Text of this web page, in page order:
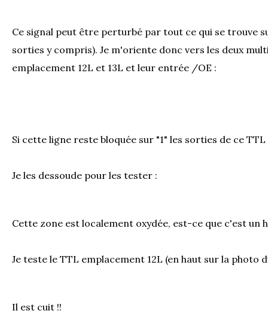
Ce signal peut être perturbé par tout ce qui se trouve
sorties y compris). Je m'oriente donc vers les deux
emplacement 12L et 13L et leur entrée /OE :
Si cette ligne reste bloquée sur "1" les sorties de ce
Je les dessoude pour les tester :
Cette zone est localement oxydée, est-ce que c'est un
Je teste le TTL emplacement 12L (en haut sur la photo
Il est cuit !!